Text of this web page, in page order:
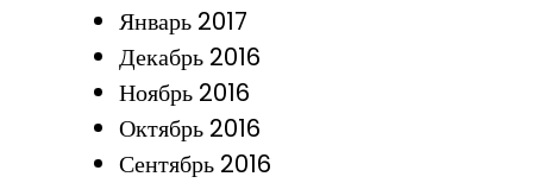
Январь 2017
Декабрь 2016
Ноябрь 2016
Октябрь 2016
Сентябрь 2016